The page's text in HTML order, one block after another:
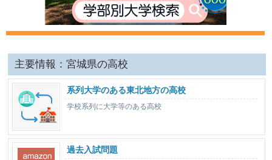
主要情報：宮城県の高校
系列大学のある東北地方の高校
学校系列に大学等のある高校
過去入試問題